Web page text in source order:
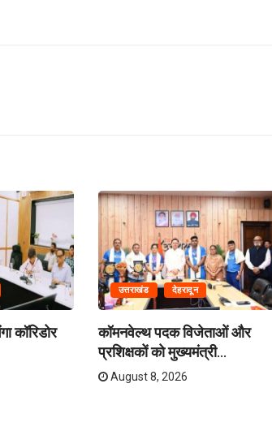
कॉरिडोर
उत्तराखंड देहरादून
कॉमनवेल्थ पदक विजेताओं और
प्रशिक्षकों को मुख्यमंत्री...
August 8, 2026